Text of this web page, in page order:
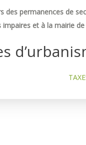
des permanences de
impaires et à la mairie